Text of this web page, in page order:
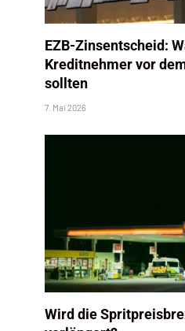
EZB-Zinsentscheid:
Kreditnehmer vor
sollten
7. Mai 2026
Wird die